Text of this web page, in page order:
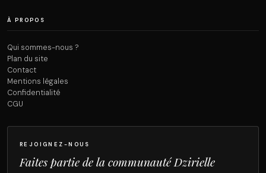
À PROPOS
Qui sommes-nous ?
Plan du site
Contact
Mentions légales
Confidentialité
CGU
REJOIGNEZ-NOUS
Faites partie de la communauté Dzirielle